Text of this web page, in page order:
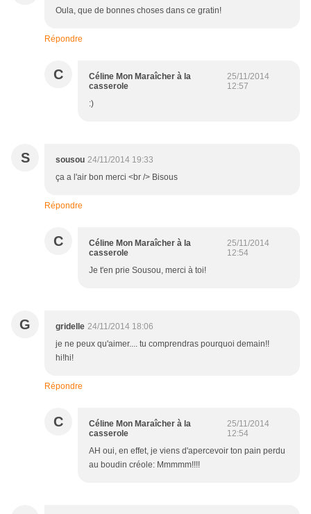
Oula, que de bonnes choses dans ce gratin!
Répondre
C
Céline Mon Maraîcher à la
casserole
25/11/2014
12:57
:)
S sousou 24/11/2014 19:33
ça a l'air bon merci <br /> Bisous
Répondre
C
Céline Mon Maraîcher à la
casserole
25/11/2014
12:54
Je t'en prie Sousou, merci à toi!
G gridelle 24/11/2014 18:06
je ne peux qu'aimer.... tu comprendras pourquoi demain!!
hi!hi!
Répondre
C
Céline Mon Maraîcher à la
casserole
25/11/2014
12:54
AH oui, en effet, je viens d'apercevoir ton pain perdu
au boudin créole: Mmmmm!!!!